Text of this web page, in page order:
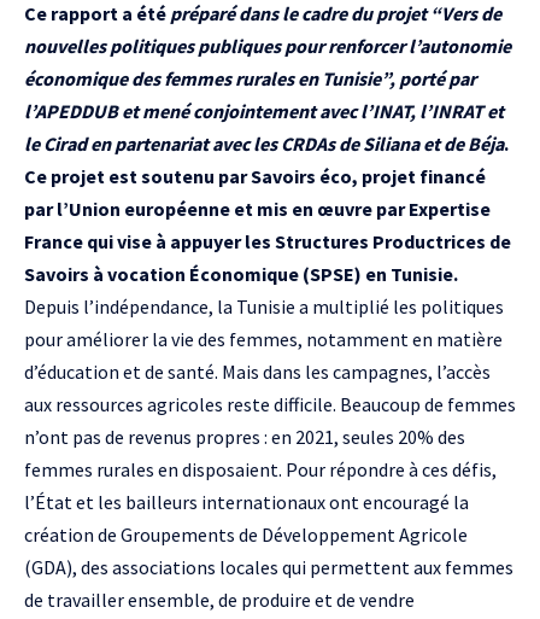
Ce rapport a été préparé dans le cadre du projet “Vers de
nouvelles politiques publiques pour renforcer l’autonomie
économique des femmes rurales en Tunisie”, porté par
l’APEDDUBet mené conjointement avec l’INAT, l’INRATet
leCiraden partenariat avec lesCRDAs de Silianaet deBéja.
Ce projet est soutenu parSavoirs éco, projet financé
par l’Union européenne et mis en œuvre parExpertise
France qui vise à appuyer les Structures Productrices de
Savoirs à vocation Économique (SPSE) en Tunisie.
Depuis l’indépendance, la Tunisie a multiplié les politiques
pour améliorer la vie des femmes, notamment en matière
d’éducation et de santé. Mais dans les campagnes, l’accès
aux ressources agricoles reste difficile. Beaucoup de femmes
n’ont pas de revenus propres : en 2021, seules 20% des
femmes rurales en disposaient. Pour répondre à ces défis,
l’État et les bailleurs internationaux ont encouragé la
création de Groupements de Développement Agricole
(GDA), des associations locales qui permettent aux femmes
de travailler ensemble, de produire et de vendre